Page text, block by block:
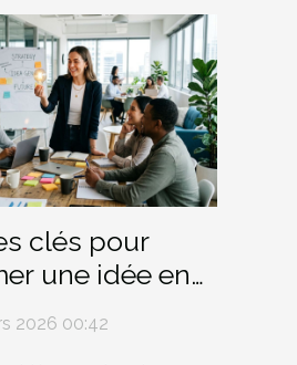
clés pour
une idée en
2026 00:42